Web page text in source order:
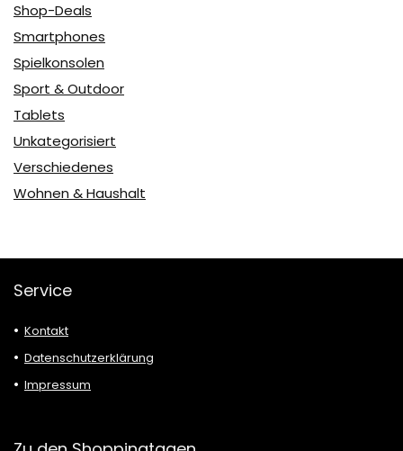
Shop-Deals
Smartphones
Spielkonsolen
Sport & Outdoor
Tablets
Unkategorisiert
Verschiedenes
Wohnen & Haushalt
Service
Kontakt
Datenschutzerklärung
Impressum